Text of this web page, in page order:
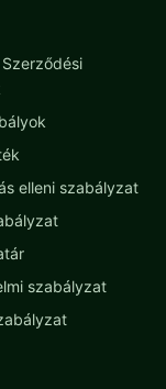
elleni szabályzat
szabályzat